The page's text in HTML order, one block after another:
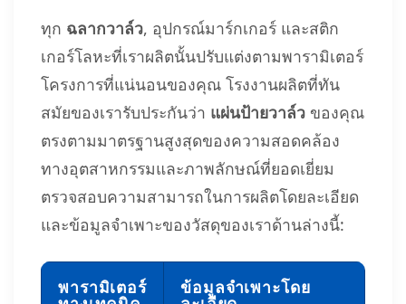
ทุก ฉลากวาล์ว, อุปกรณ์มาร์กเกอร์ และสติก
เกอร์โลหะที่เราผลิตนั้นปรับแต่งตามพารามิเตอร์
โครงการที่แน่นอนของคุณ โรงงานผลิตที่ทัน
สมัยของเรารับประกันว่า แผ่นป้ายวาล์ว ของคุณ
ตรงตามมาตรฐานสูงสุดของความสอดคล้อง
ทางอุตสาหกรรมและภาพลักษณ์ที่ยอดเยี่ยม
ตรวจสอบความสามารถในการผลิตโดยละเอียด
และข้อมูลจำเพาะของวัสดุของเราด้านล่างนี้:
พารามิเตอร์ ข้อมูลจำเพาะโดย